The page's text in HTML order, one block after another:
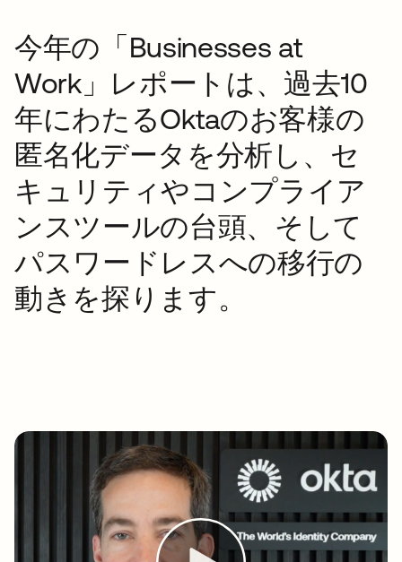
今年の「Businesses at
Work」レポートは、過去10
年にわたるOktaのお客様の
匿名化データを分析し、セ
キュリティやコンプライア
ンスツールの台頭、そして
パスワードレスへの移行の
動きを探ります。